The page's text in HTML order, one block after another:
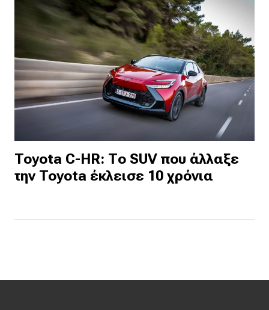
Toyota C-HR: Το SUV που άλλαξε
την Toyota έκλεισε 10 χρόνια